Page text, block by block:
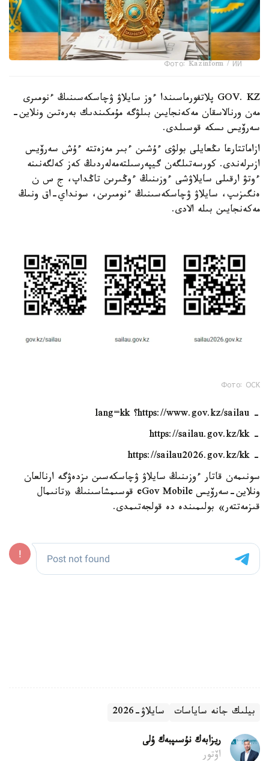
Фото: Kazinform / ИИ
GOV. KZ پلاتفورماسىندا ءوز سايلاۋ ۋچاسكەسىنىڭ ءنومىرى
مەن ورنالاسقان مەكەنجايىن بىلۋگە مۇمكىندىك بەرەتىن ونلاين-
سەرۆيس ىسكە قوسىلدى.
ازاماتتارعا ىڭعايلى بولۋى ءۇشىن ءبىر مەزەتتە ءۇش سەرۆيس
ازىرلەندى. كورسەتىلگەن گيپەرسىلتەمەلەردىڭ كەز كەلگەنىنە
ءوتۋ ارقىلى سايلاۋشى ءوزىنىڭ ءوڭىرىن تاڭداپ، ج س ن
ەنگىزىپ، سايلاۋ ۋچاسكەسىنىڭ ءنومىرىن، سونداي-اق ونىڭ
مەكەنجايىن بىلە الادى.
Фото: ОСК
- https://www.gov.kz/sailau؟ lang=kk
- https://sailau.gov.kz/kk
- https://sailau2026.gov.kz/kk
سونىمەن قاتار ءوزىنىڭ سايلاۋ ۋچاسكەسىن ىزدەۋگە ارنالعان
ونلاين-سەرۆيس eGov Mobile قوسىمشاسىنىڭ «تانىمال
قىزمەتتەر» بولىمىندە دە قولجەتىمدى.
بيلىك جانە ساياسات سايلاۋ-2026
ريزابەك نۇسىپبەك ۇلى
اۆتور